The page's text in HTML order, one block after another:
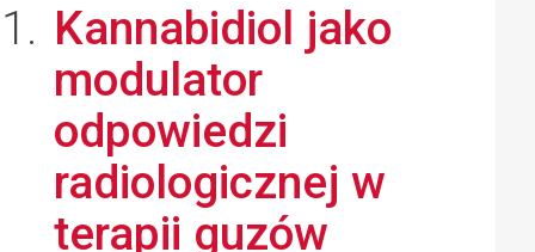
Kannabidiol jako
modulator
odpowiedzi
radiologicznej w
terapii guzów